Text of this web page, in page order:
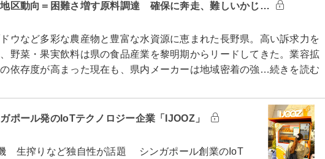
区動向＝困難さ増す原料調達 確保に奔走、難しいかじ…
ウなど多彩な農産物と豊富な水資源に恵まれた長野県。高い訴求力を
野菜・果実飲料は県の食品産業を黎明期からリードしてきた。業容拡
依存度が高まった現在も、県内メーカーは地域密着の強…続きを読む
ポール発のIoTテクノロジー企業「IJOOZ」
生搾りなど独自性が話題 シンガポール創業のIoT